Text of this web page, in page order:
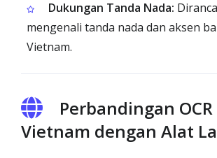
Dukungan Tanda Nada:
mengenali tanda nada dan aksen
Vietnam.
Perbandingan OCR
Vietnam dengan Alat